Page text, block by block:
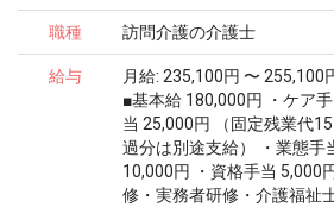
職種 訪問介護の介護士
給与
月給: 235,100円 〜 255,100
■基本給 180,000円 ・ケア
当 25,000円 （固定残業代
過分は別途支給） ・業態手
10,000円 ・資格手当 5,000
修・実務者研修・介護福祉